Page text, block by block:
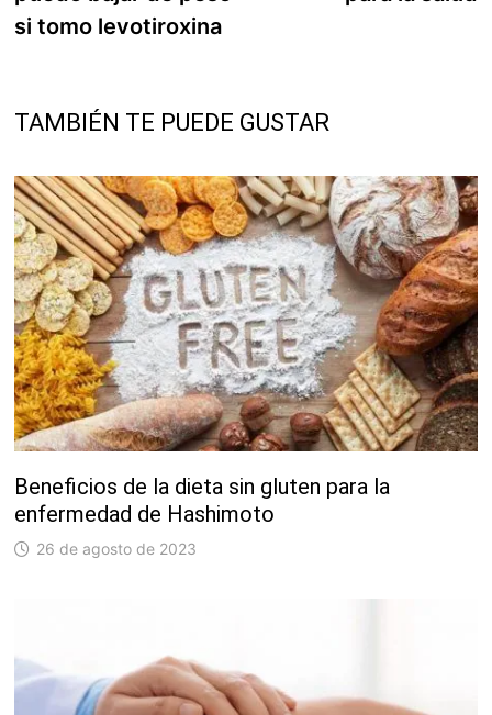
si tomo levotiroxina
TAMBIÉN TE PUEDE GUSTAR
Beneficios de la dieta sin gluten para la
enfermedad de Hashimoto
26 de agosto de 2023